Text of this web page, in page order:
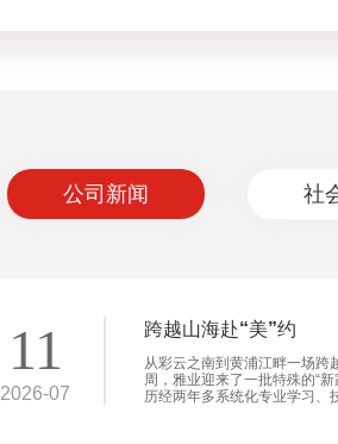
公司新闻 社
11
2026-07
跨越山海赴“美”约
从彩云之南到黄浦江畔一场
周，雅业迎来了一批特殊的“
历经两年多系统化专业学习、